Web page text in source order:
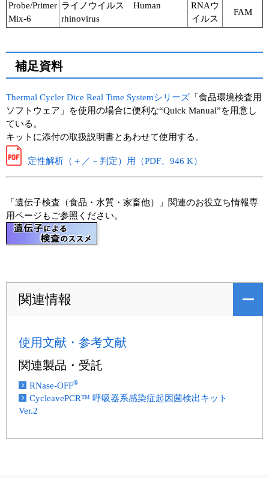
Probe/Primer
Mix-6
ライノウイルス Human
rhinovirus
RNAウ
イルス
FAM
補足資料
Thermal Cycler Dice Real Time Systemシリーズ 「食品環境検査用
ソフトウェア」を使用の場合に便利な“Quick Manual”を用意し
ている。
キットに添付の取扱説明書とあわせて使用する。
定性解析（＋／－判定）用（PDF、946 K）
「遺伝子検査（食品・水質・家畜他）」関連のお役立ち情報専
用ページもご参照ください。
関連情報
使用文献・参考文献
関連製品・受託
RNase-OFF®
CycleavePCR™ 呼吸器系感染症起因菌検出キット
Ver.2